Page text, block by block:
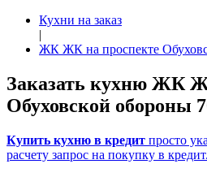
Кухни на заказ
|
ЖК ЖК на проспекте
Заказать кухню ЖК
Обуховской обороны
Купить кухню в кредит просто
расчету запрос на покупку в кредит.